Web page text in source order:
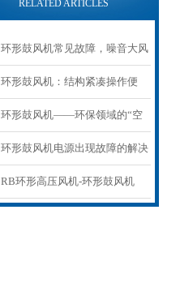
RELATED ARTICLES
环形鼓风机常见故障，噪音大风
量不足发热停机原因排查维修方
法
环形鼓风机：结构紧凑操作便
捷，简化气动系统搭建与日常运
维流程
环形鼓风机——环保领域的“空
气净化使者”
环形鼓风机电源出现故障的解决
方式
RB环形高压风机-环形鼓风机